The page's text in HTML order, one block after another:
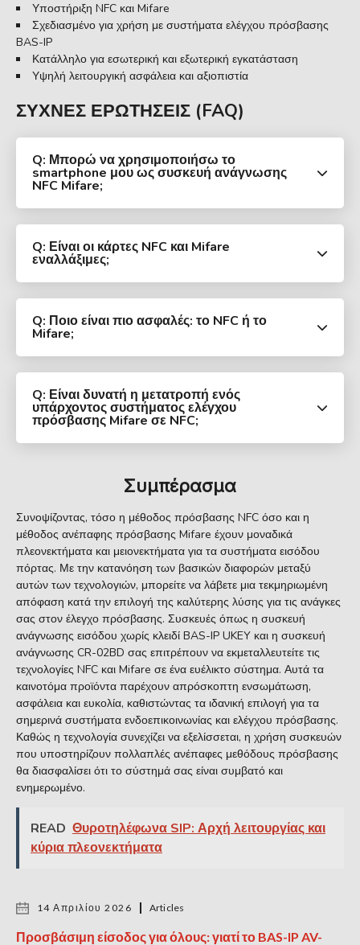
Υποστήριξη NFC και Mifare
Σχεδιασμένο για χρήση με συστήματα ελέγχου πρόσβασης
BAS-IP
Κατάλληλο για εσωτερική και εξωτερική εγκατάσταση
Υψηλή λειτουργική ασφάλεια και αξιοπιστία
ΣΥΧΝΈΣ ΕΡΩΤΉΣΕΙΣ (FAQ)
Q: Μπορώ να χρησιμοποιήσω το
smartphone μου ως συσκευή ανάγνωσης
NFC Mifare;
Q: Είναι οι κάρτες NFC και Mifare
εναλλάξιμες;
Q: Ποιο είναι πιο ασφαλές: το NFC ή το
Mifare;
Q: Είναι δυνατή η μετατροπή ενός
υπάρχοντος συστήματος ελέγχου
πρόσβασης Mifare σε NFC;
Συμπέρασμα
Συνοψίζοντας, τόσο η μέθοδος πρόσβασης NFC όσο και η
μέθοδος ανέπαφης πρόσβασης Mifare έχουν μοναδικά
πλεονεκτήματα και μειονεκτήματα για τα συστήματα εισόδου
πόρτας. Με την κατανόηση των βασικών διαφορών μεταξύ
αυτών των τεχνολογιών, μπορείτε να λάβετε μια τεκμηριωμένη
απόφαση κατά την επιλογή της καλύτερης λύσης για τις ανάγκες
σας στον έλεγχο πρόσβασης. Συσκευές όπως η συσκευή
ανάγνωσης εισόδου χωρίς κλειδί BAS-IP UKEY και η συσκευή
ανάγνωσης CR-02BD σας επιτρέπουν να εκμεταλλευτείτε τις
τεχνολογίες NFC και Mifare σε ένα ευέλικτο σύστημα. Αυτά τα
καινοτόμα προϊόντα παρέχουν απρόσκοπτη ενσωμάτωση,
ασφάλεια και ευκολία, καθιστώντας τα ιδανική επιλογή για τα
σημερινά συστήματα ενδοεπικοινωνίας και ελέγχου πρόσβασης.
Καθώς η τεχνολογία συνεχίζει να εξελίσσεται, η χρήση συσκευών
που υποστηρίζουν πολλαπλές ανέπαφες μεθόδους πρόσβασης
θα διασφαλίσει ότι το σύστημά σας είναι συμβατό και
ενημερωμένο.
READ Θυροτηλέφωνα SIP: Αρχή λειτουργίας και
κύρια πλεονεκτήματα
14 Απριλίου 2026 Articles
Προσβάσιμη είσοδος για όλους: γιατί το BAS-IP AV-